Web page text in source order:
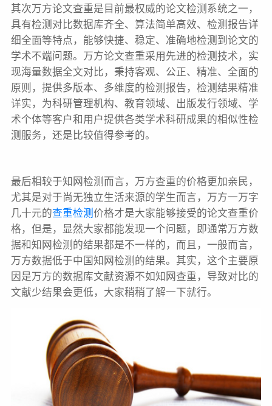
其次万方论文查重是目前最权威的论文检测系统之一，
具有检测对比数据库齐全、算法简单高效、检测报告详
细全面等特点，能够快捷、稳定、准确地检测到论文的
学术不端问题。万方论文查重采用先进的检测技术，实
现海量数据全文对比，秉持客观、公正、精准、全面的
原则，提供多版本、多维度的检测报告，检测结果精准
详实，为科研管理机构、教育领域、出版发行领域、学
术个体等客户和用户提供各类学术科研成果的相似性检
测服务，还是比较值得参考的。
最后相较于知网检测而言，万方查重的价格更加亲民，
尤其是对于尚无独立生活来源的学生而言，万方一万字
几十元的查重检测价格才是大家能够接受的论文查重价
格，但是，显然大家都能发现一个问题，即通常万方数
据和知网检测的结果都是不一样的，而且，一般而言，
万方数据低于中国知网检测的结果。其实，这个主要原
因是万方的数据库文献资源不如知网查重，导致对比的
文献少结果会更低，大家稍稍了解一下就行。